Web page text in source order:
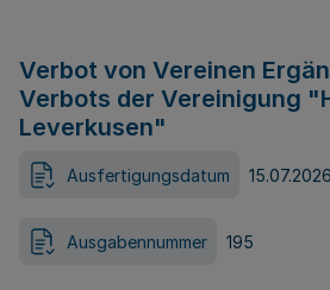
Verbot von Vereinen
Verbots der Vereinigung
Leverkusen"
Ausfertigungsdatum 15.07.2026
Ausgabennummer 195